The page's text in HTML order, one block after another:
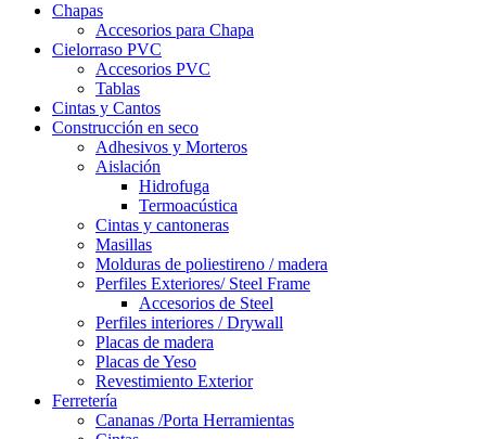
Chapas
Accesorios para Chapa
Cielorraso PVC
Accesorios PVC
Tablas
Cintas y Cantos
Construcción en seco
Adhesivos y Morteros
Aislación
Hidrofuga
Termoacústica
Cintas y cantoneras
Masillas
Molduras de poliestireno / madera
Perfiles Exteriores/ Steel Frame
Accesorios de Steel
Perfiles interiores / Drywall
Placas de madera
Placas de Yeso
Revestimiento Exterior
Ferretería
Cananas /Porta Herramientas